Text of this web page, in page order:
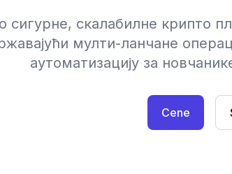
сигурне, скалабилне крипто
мулти-ланчане
аутоматизацију за
Cene